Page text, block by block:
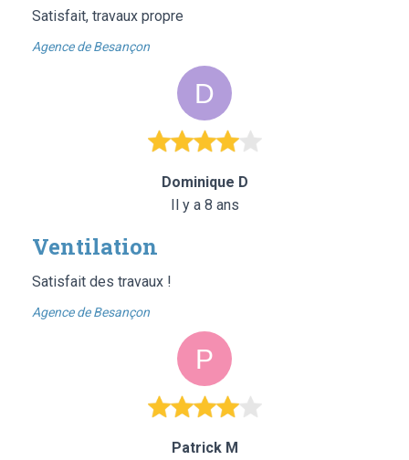
Satisfait, travaux propre
Agence de Besançon
Dominique D
Il y a 8 ans
Ventilation
Satisfait des travaux !
Agence de Besançon
Patrick M